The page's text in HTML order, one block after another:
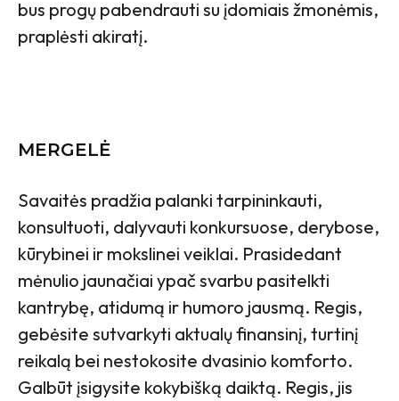
bus progų pabendrauti su įdomiais žmonėmis,
praplėsti akiratį.
MERGELĖ
Savaitės pradžia palanki tarpininkauti,
konsultuoti, dalyvauti konkursuose, derybose,
kūrybinei ir mokslinei veiklai. Prasidedant
mėnulio jaunačiai ypač svarbu pasitelkti
kantrybę, atidumą ir humoro jausmą. Regis,
gebėsite sutvarkyti aktualų finansinį, turtinį
reikalą bei nestokosite dvasinio komforto.
Galbūt įsigysite kokybišką daiktą. Regis, jis